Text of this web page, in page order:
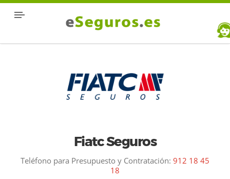
Fiatc Seguros
Teléfono para Presupuesto y Contratación: 912 18 45
18